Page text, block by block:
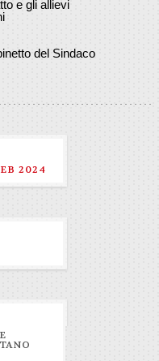
e gli allievi
del Sindaco
2024